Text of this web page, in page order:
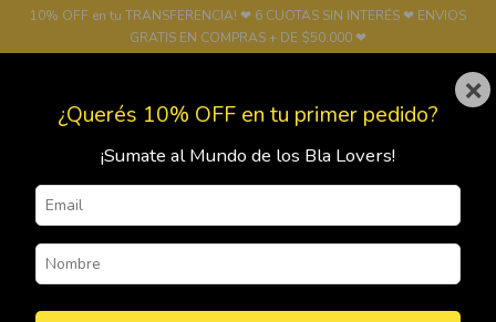
10% OFF en tu TRANSFERENCIA! ❤ 6 CUOTAS SIN INTERÉS ❤ ENVIOS
GRATIS EN COMPRAS + DE $50.000 ❤
0
×
¿Querés 10% OFF en tu primer pedido?
¡Sumate al Mundo de los Bla Lovers!